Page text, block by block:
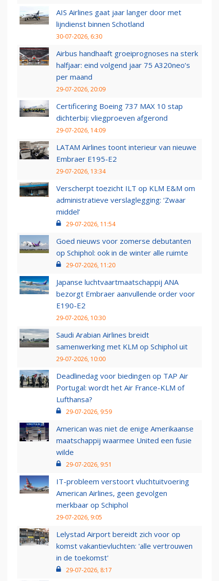
AIS Airlines gaat jaar langer door met
lijndienst binnen Schotland
30-07-2026, 6:30
Airbus handhaaft groeiprognoses na sterk
halfjaar: eind volgend jaar 75 A320neo’s
per maand
29-07-2026, 20:09
Certificering Boeing 737 MAX 10 stap
dichterbij: vliegproeven afgerond
29-07-2026, 14:09
LATAM Airlines toont interieur van nieuwe
Embraer E195-E2
29-07-2026, 13:34
Verscherpt toezicht ILT op KLM E&M om
administratieve verslaglegging: ‘Zwaar
middel’
29-07-2026, 11:54
Goed nieuws voor zomerse debutanten
op Schiphol: ook in de winter alle ruimte
29-07-2026, 11:20
Japanse luchtvaartmaatschappij ANA
bezorgt Embraer aanvullende order voor
E190-E2
29-07-2026, 10:30
Saudi Arabian Airlines breidt
samenwerking met KLM op Schiphol uit
29-07-2026, 10:00
Deadlinedag voor biedingen op TAP Air
Portugal: wordt het Air France-KLM of
Lufthansa?
29-07-2026, 9:59
American was niet de enige Amerikaanse
maatschappij waarmee United een fusie
wilde
29-07-2026, 9:51
IT-probleem verstoort vluchtuitvoering
American Airlines, geen gevolgen
merkbaar op Schiphol
29-07-2026, 9:05
Lelystad Airport bereidt zich voor op
komst vakantievluchten: 'alle vertrouwen
in de toekomst'
29-07-2026, 8:17